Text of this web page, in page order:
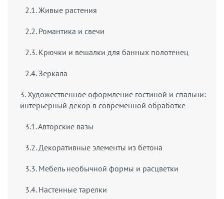
2.1. Живые растения
2.2. Романтика и свечи
2.3. Крючки и вешалки для банных полотенец
2.4. Зеркала
3. Художественное оформление гостиной и спальни:
интерьерный декор в современной обработке
3.1. Авторские вазы
3.2. Декоративные элементы из бетона
3.3. Мебель необычной формы и расцветки
3.4. Настенные тарелки